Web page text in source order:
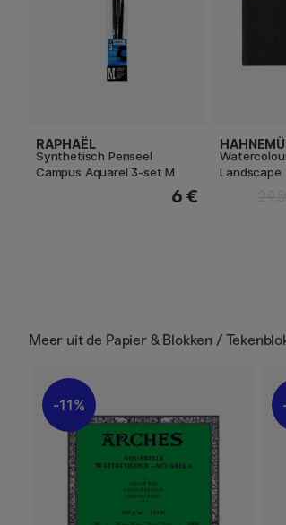
RAPHAËL
Synthetisch Penseel
Campus Aquarel 3-set M
6 €
Landscape
Meer uit de Papier & Blokken /
11%